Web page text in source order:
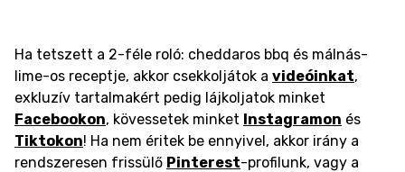
Ha tetszett a 2-féle roló: cheddaros bbq és málnás-
lime-os receptje, akkor csekkoljátok a videóinkat,
exkluzív tartalmakért pedig lájkoljatok minket
Facebookon, kövessetek minket Instagramon és
Tiktokon! Ha nem éritek be ennyivel, akkor irány a
rendszeresen frissülő Pinterest-profilunk, vagy a